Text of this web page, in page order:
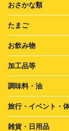
おさかな類
たまご
お飲み物
加工品等
調味料・油
旅行・イベント・
雑貨・日用品